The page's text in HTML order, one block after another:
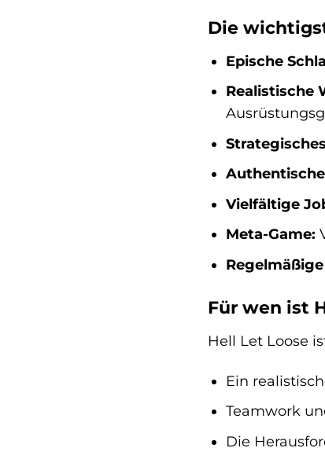
Die
Epische
Realistische
Vielfältige
Meta-Game:
Für wen ist
Hell Let Loose
Ein
Teamwork
Die